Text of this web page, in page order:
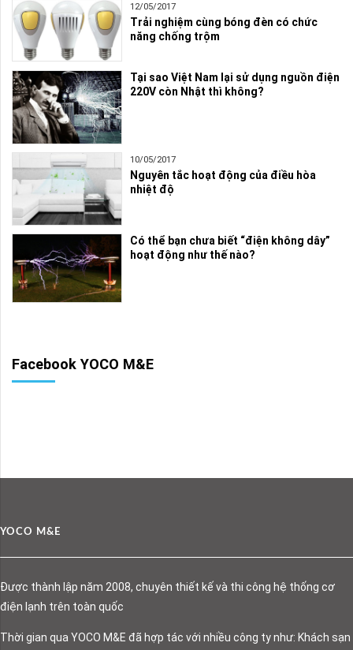
12/05/2017
Trải nghiệm cùng bóng đèn có chức
năng chống trộm
Tại sao Việt Nam lại sử dụng nguồn điện
220V còn Nhật thì không?
10/05/2017
Nguyên tắc hoạt động của điều hòa
nhiệt độ
Có thể bạn chưa biết “điện không dây”
hoạt động như thế nào?
Facebook YOCO M&E
YOCO M&E
Được thành lập năm 2008, chuyên thiết kế và thi công hệ thống cơ
điện lạnh trên toàn quốc
Thời gian qua YOCO M&E đã hợp tác với nhiều công ty như: Khách sạn